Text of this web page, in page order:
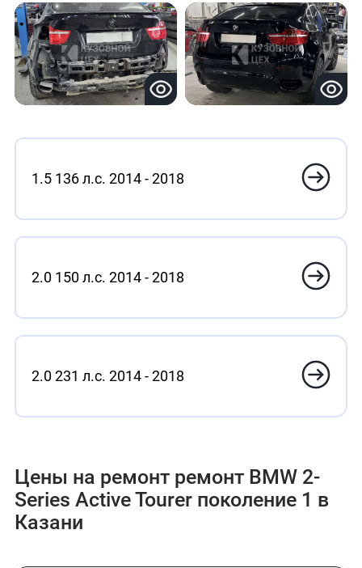
1.5 136 л.с. 2014 - 2018
2.0 150 л.с. 2014 - 2018
2.0 231 л.с. 2014 - 2018
Цены на ремонт ремонт BMW 2-
Series Active Tourer поколение 1 в
Казани